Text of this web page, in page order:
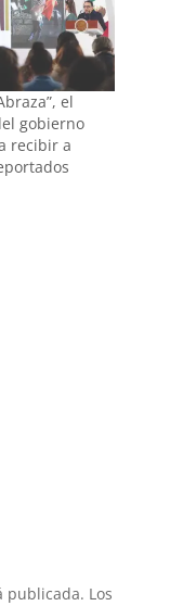
el
gobierno
recibir a
publicada. Los